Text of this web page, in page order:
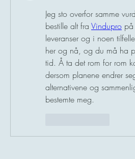
Jeg sto overfor samme
bestille alt fra Vindupro
leveranser og i noen
her og nå, og du må ha
tid. Å ta det rom for rom
dersom planene endrer
alternativene og
bestemte meg.